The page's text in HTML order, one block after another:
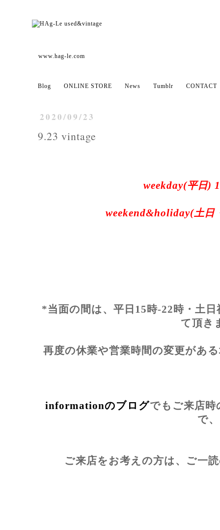
www.hag-le.com
Blog ONLINE STORE News Tumblr CONTACT
2020/09/23
9.23 vintage
weekday(平日)
weekend&holiday(土日
*当面の間は、平日15時-22時・土
て頂き
再度の休業や営業時間の変更があ
informationのブログでもご来店
で、
ご来店をお考えの方は、ご一